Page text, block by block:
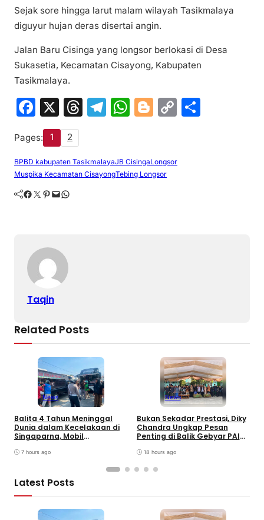
Sejak sore hingga larut malam wilayah Tasikmalaya
diguyur hujan deras disertai angin.
Jalan Baru Cisinga yang longsor berlokasi di Desa
Sukasetia, Kecamatan Cisayong, Kabupaten
Tasikmalaya.
F
a
c
e
b
o
X
T
a
d
T
gr
a
W
s
A
Bl
g
er
C
y
Pages: 1 2
BPBD kabupaten TasikmalayaJB CisingaLongsor
Muspika Kecamatan CisayongTebing Longsor
Facebook Twitter Pinterest Mail WhatsApp
Taqin
Related Posts
News
Balita 4 Tahun Meninggal
Dunia dalam Kecelakaan di
Singaparna, Mobil
Umur
7 hours ago
News
Bukan Sekadar Prestasi, Diky
Chandra Ungkap Pesan
Penting di Balik Gebyar PAI
18 hours ago
Latest Posts